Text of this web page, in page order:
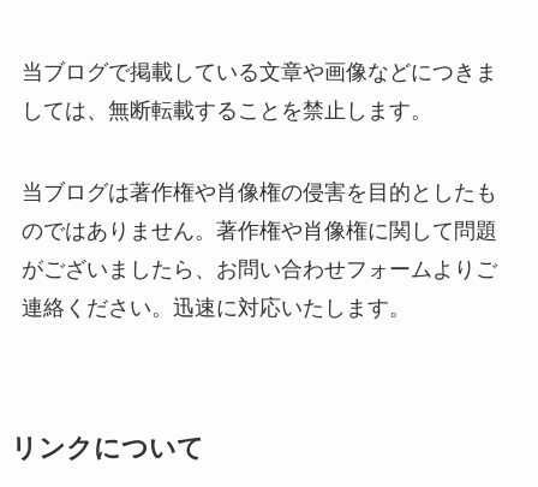
当ブログで掲載している文章や画像などにつきま
しては、無断転載することを禁止します。
当ブログは著作権や肖像権の侵害を目的としたも
のではありません。著作権や肖像権に関して問題
がございましたら、お問い合わせフォームよりご
連絡ください。迅速に対応いたします。
リンクについて